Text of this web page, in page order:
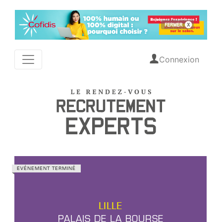
Connexion
EVÉNEMENT TERMINÉ
LILLE
PALAIS DE LA BOURSE